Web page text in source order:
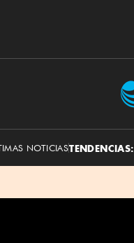
NOTICIASTENDENCIAS: